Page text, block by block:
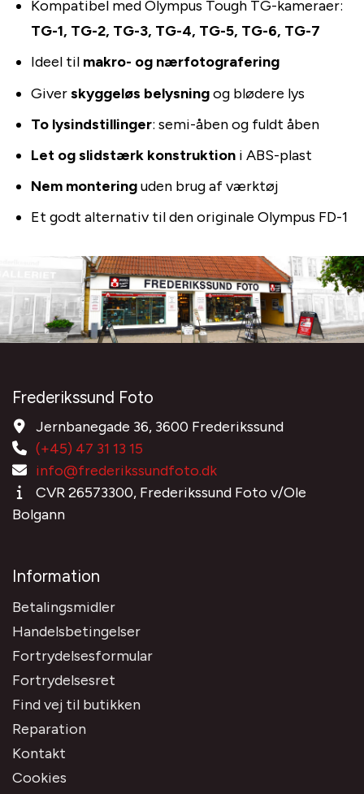
Kompatibel med Olympus Tough TG-kameraer:
TG-1, TG-2, TG-3, TG-4, TG-5, TG-6, TG-7
Ideel til makro- og nærfotografering
Giverskyggeløs belysningog blødere lys
To lysindstillinger: semi-åben og fuldt åben
Let og slidstærk konstruktioni ABS-plast
Nem monteringuden brug af værktøj
Et godt alternativ til den originale Olympus FD-1
Frederikssund Foto
Jernbanegade 36, 3600 Frederikssund
(+45) 47 31 13 15
info@frederikssundfoto.dk
CVR 26573300, Frederikssund Foto v/Ole
Bolgann
Information
Betalingsmidler
Handelsbetingelser
Fortrydelsesformular
Fortrydelsesret
Find vej til butikken
Reparation
Kontakt
Cookies